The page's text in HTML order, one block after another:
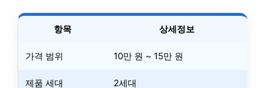
항목 상세정보
가격 범위 10만 원 ~ 15만 원
제품 세대 2세대